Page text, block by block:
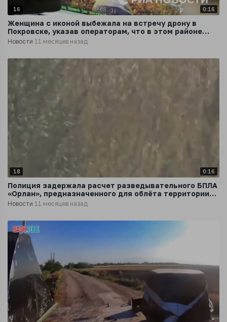
16 0:16
Женщина с иконой выбежала на встречу дрону в
Покровске, указав операторам, что в этом районе
укрываются мирные жители
Новости 11 месяцев назад
18 0:16
Полиция задержала расчет разведывательного БПЛА
«Орлан», предназначенного для облёта территории
по задаче Минобороны
Новости 11 месяцев назад